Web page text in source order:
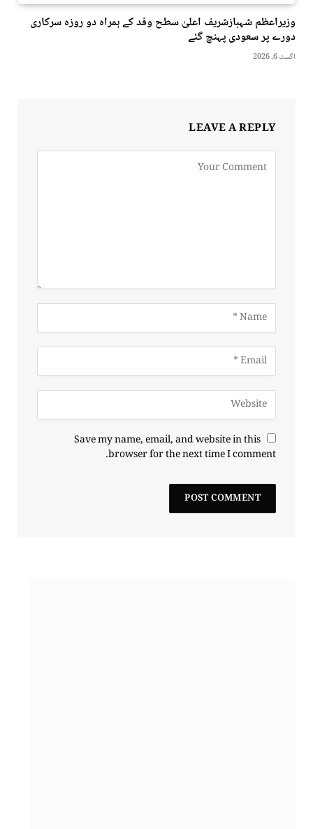
وزیراعظم شہبازشریف اعلیٰ سطح وفد کے ہمراہ دو روزه سرکاری
دورے پر سعودی پہنچ گئے
اگست 6, 2026
LEAVE A REPLY
Save my name, email, and website in this
browser for the next time I comment.